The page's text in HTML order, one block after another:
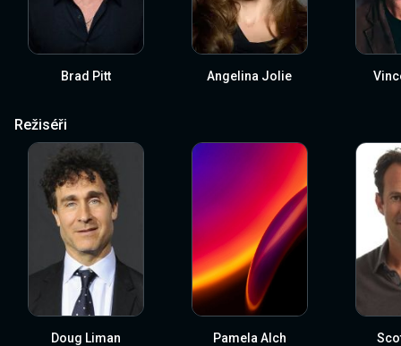
Brad Pitt Angelina Jolie
Režiséři
Doug Liman Pamela Alch